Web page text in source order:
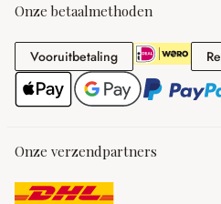
Onze betaalmethoden
VooruitbetalingVooruitbetaling
Onze verzendpartners